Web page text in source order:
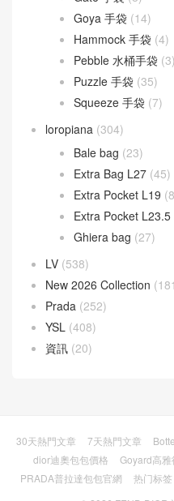
Sunshine(10)
Goyard(523)
Gucci (270)
LOEWE(349)
Cubi 斜挎包(20)
Flamenco 手袋
Gate 手袋(8)
Goya 手袋 (14)
Hammock 手袋(4)
Pebble 水桶手袋(3)
Puzzle 手袋
(35)
loropiana(304)
Bale bag
Extra Bag L27
Extra Pocket L19
New 2026 Collection
(181)
Prada(252)
YSL(408)
(20)